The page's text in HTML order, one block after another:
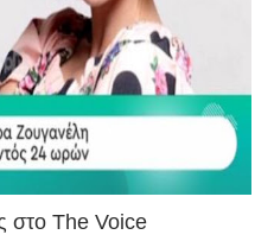
στο The Voice